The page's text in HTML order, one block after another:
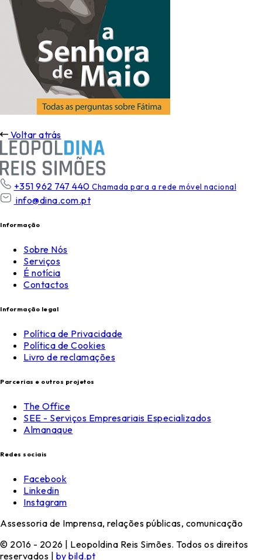
Voltar atrás
+351 962 747 440 Chamada para a rede móvel nacional
info@dina.com.pt
Informação
Sobre Nós
Serviços
É notícia
Contactos
Informação legal
Política de Privacidade
Política de Cookies
Livro de reclamações
Parcerias e outros projetos
The Office
SEE - Serviços Empresariais Especializados
Almanaque
Redes sociais
Facebook
Linkedin
Instagram
Assessoria de Imprensa, relações públicas, comunicação
© 2016 - 2026 | Leopoldina Reis Simões. Todos os direitos
reservados | by bild.pt